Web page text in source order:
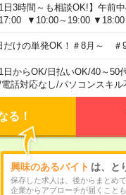
1日3時間～も相談OK!】午
▼10:00～19:00 ▼18:00
だけの単発OK！＃8月～ ＃
日からOK/日払いOK/40～50
電話対応なし/パソコンスキル
る！
興味のあるバイト は、と
保存した求人は、後からまとめて
企業からアプローチが届くことも